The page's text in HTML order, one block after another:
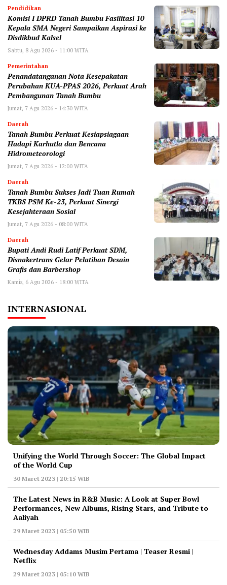
Pendidikan
Komisi I DPRD Tanah Bumbu Fasilitasi 10
Kepala SMA Negeri Sampaikan Aspirasi ke
Disdikbud Kalsel
Sabtu, 8 Agu 2026 - 11:00 WITA
Pemerintahan
Penandatanganan Nota Kesepakatan
Perubahan KUA-PPAS 2026, Perkuat Arah
Pembangunan Tanah Bumbu
Jumat, 7 Agu 2026 - 14:30 WITA
Daerah
Tanah Bumbu Perkuat Kesiapsiagaan
Hadapi Karhutla dan Bencana
Hidrometeorologi
Jumat, 7 Agu 2026 - 12:00 WITA
Daerah
Tanah Bumbu Sukses Jadi Tuan Rumah
TKBS PSM Ke-23, Perkuat Sinergi
Kesejahteraan Sosial
Jumat, 7 Agu 2026 - 08:00 WITA
Daerah
Bupati Andi Rudi Latif Perkuat SDM,
Disnakertrans Gelar Pelatihan Desain
Grafis dan Barbershop
Kamis, 6 Agu 2026 - 18:00 WITA
INTERNASIONAL
Unifying the World Through Soccer: The Global Impact
of the World Cup
30 Maret 2023 | 20:15 WIB
The Latest News in R&B Music: A Look at Super Bowl
Performances, New Albums, Rising Stars, and Tribute to
Aaliyah
29 Maret 2023 | 05:50 WIB
Wednesday Addams Musim Pertama | Teaser Resmi |
Netflix
29 Maret 2023 | 05:10 WIB